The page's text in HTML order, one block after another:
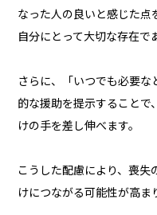
なった人の良いと感じた点
自分にとって大切な存在で
さらに、「いつでも必要
的な援助を提示することで
けの手を差し伸べます。
こうした配慮により、喪
けにつながる可能性が高ま